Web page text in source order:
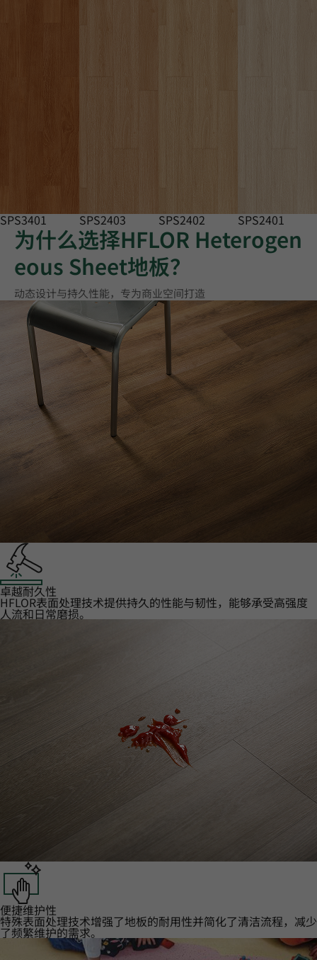
SPS3401 SPS2403 SPS2402 SPS2401
为什么选择HFLOR Heterogen
eous Sheet地板？
动态设计与持久性能，专为商业空间打造
卓越耐久性‌
HFLOR表面处理技术提供持久的性能与韧性，能够承受高强度
人流和日常磨损。
便捷维护性‌
特殊表面处理技术增强了地板的耐用性并简化了清洁流程，减少
了频繁维护的需求。